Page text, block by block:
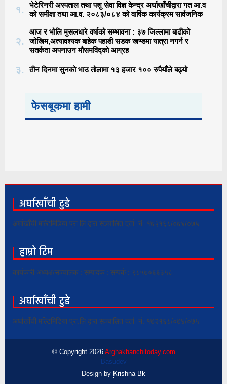
१.
भेटेरिनरी अस्पताल तथा पशु सेवा विज्ञ केन्द्र अर्घाखाँचीद्वारा गत आ.व
को समीक्षा तथा आ.व. २०८३/०८४ को वार्षिक कार्यक्रम सार्वजनिक
२.
आज र भोलि मुसलधारे वर्षाको सम्भावना : ३७ जिल्लामा बाढीको
जोखिम,अत्यावश्यक बाहेक पहाडी सडक खण्डमा यात्रा नगर्न र
सतर्कता अपनाउन मौसमविद्काे आग्रह
३. तीन दिनमा सुनको भाउ तोलामा १३ हजार १०० रुपैयाँले बढ्यो
फेसबूकमा हामी
अर्घाखाँची टुडे
अर्घाखाँची मल्टिमिडिया प्रा.लि द्वारा सञ्चालित दर्ता नं. १७२१६८/०७४/०७५
हाम्रो टिम
कार्यकारी अध्यक्ष/सञ्चालक : सम्पादक : सम्पर्क : ९८५७०६६३५८
अर्घाखाँची टुडे
अर्घाखाँची मल्टिमिडिया प्रा.लि द्वारा सञ्चालित दर्ता नं. १७२१६८/०७४/०७५
© Copyright 2026 Arghakhanchitoday.com
Basudev
Design by Krishna Bk